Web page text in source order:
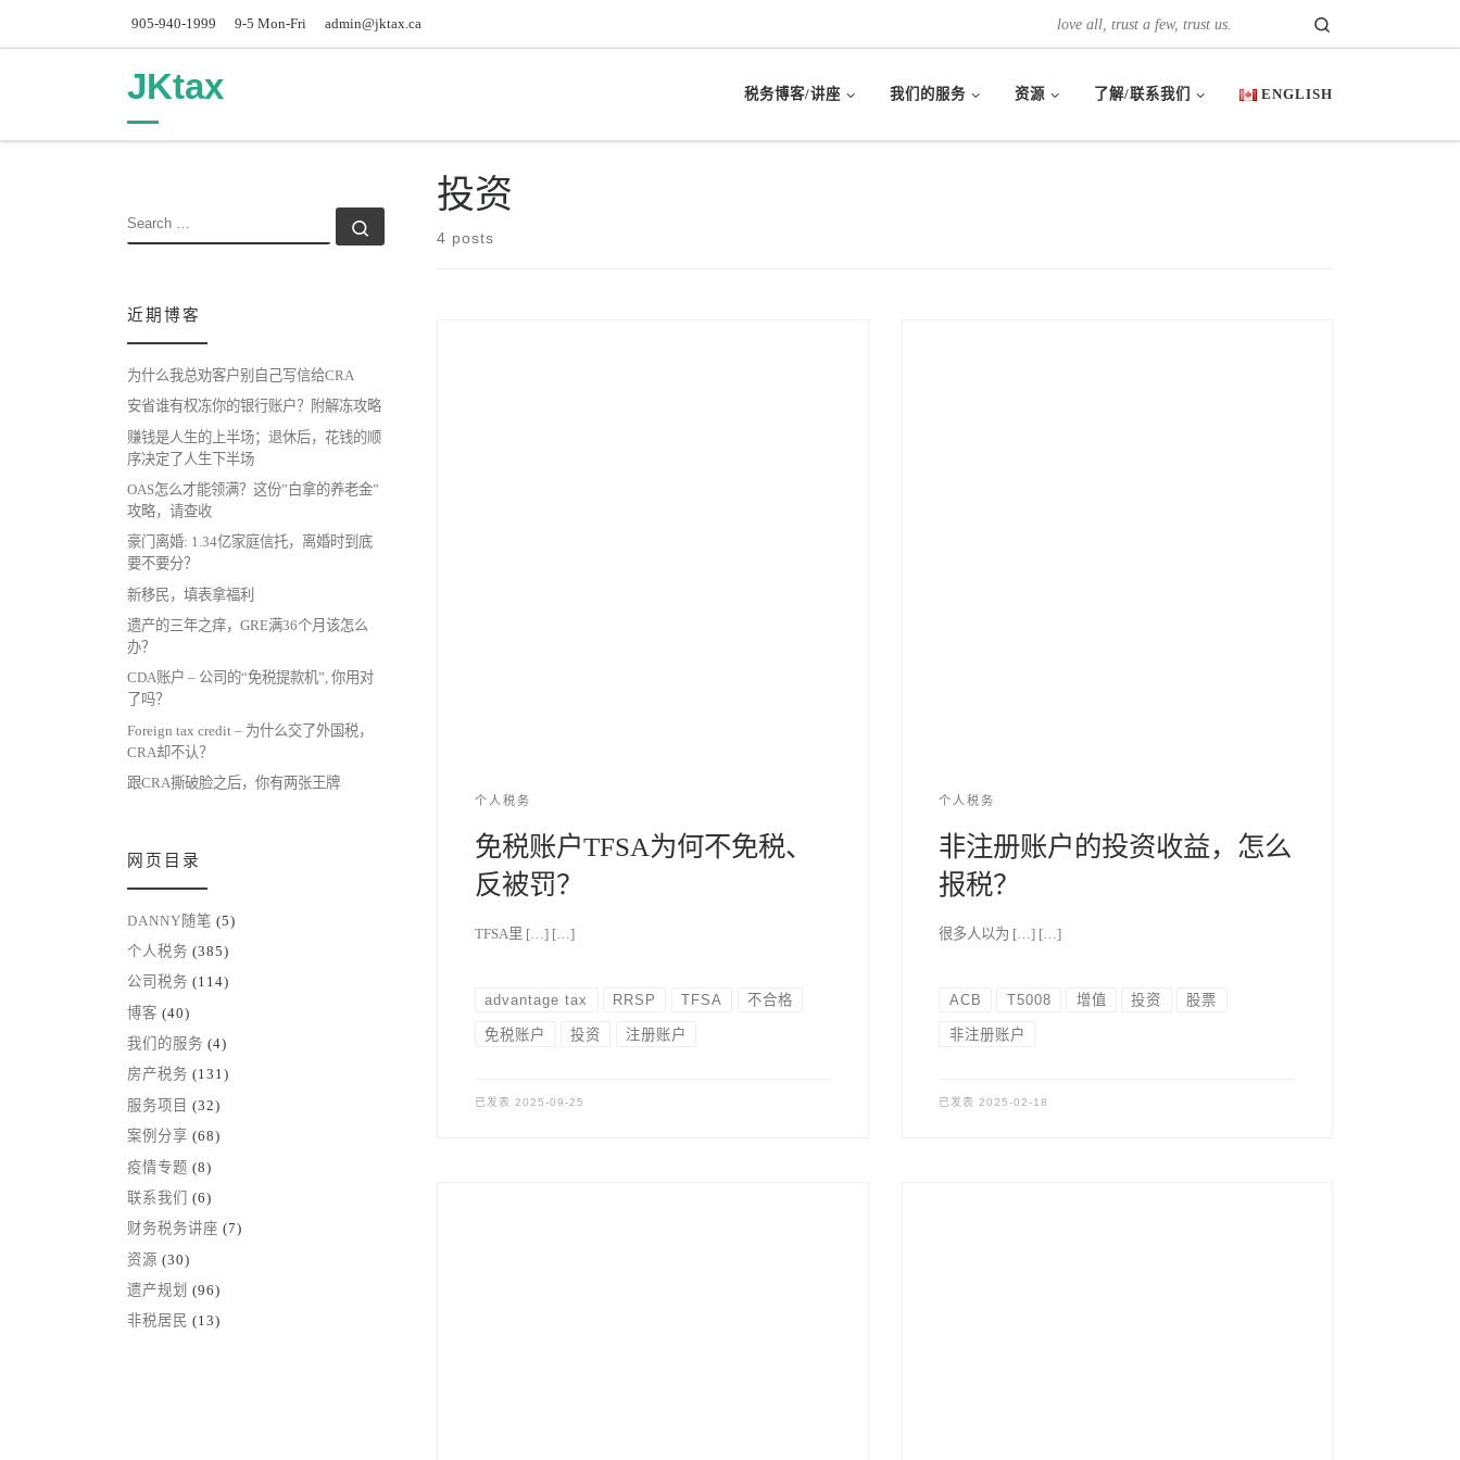
905-940-1999 9-5 Mon-Fri admin@jktax.ca love all, trust a few, trust us.
JKtax 税务博客/讲座 我们的服务 资源 了解/联系我们 ENGLISH
投资
4 posts
个人税务
免税账户TFSA为何不免税、
反被罚？
TFSA里 […] […]
advantage tax RRSP TFSA 不合格
免税账户 投资 注册账户
已发表 2025-09-25
个人税务
非注册账户的投资收益，怎么
报税？
很多人以为 […] […]
ACB T5008 增值 投资 股票
非注册账户
已发表2025-02-18
SEARCH
近期博客
为什么我总劝客户别自己写信给CRA
安省谁有权冻你的银行账户？附解冻攻略
赚钱是人生的上半场；退休后，花钱的顺
序决定了人生下半场
OAS怎么才能领满？这份”白拿的养老金”
攻略，请查收
豪门离婚: 1.34亿家庭信托，离婚时到底
要不要分？
新移民，填表拿福利
遗产的三年之痒，GRE满36个月该怎么
办？
CDA账户 – 公司的“免税提款机”, 你用对
了吗？
Foreign tax credit – 为什么交了外国税，
CRA却不认？
跟CRA撕破脸之后，你有两张王牌
网页目录
DANNY随笔 (5)
个人税务 (385)
公司税务 (114)
博客 (40)
我们的服务 (4)
房产税务 (131)
服务项目 (32)
案例分享 (68)
疫情专题 (8)
联系我们
(6)
财务税务讲座 (7)
资源 (30)
遗产规划 (96)
非税居民 (13)